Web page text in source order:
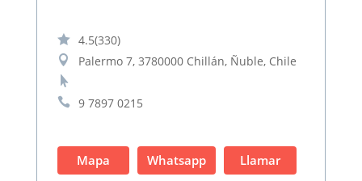
 4.5(330)
 Palermo 7, 3780000 Chillán, Ñuble, Chile


9 7897 0215
Mapa Whatsapp Llamar